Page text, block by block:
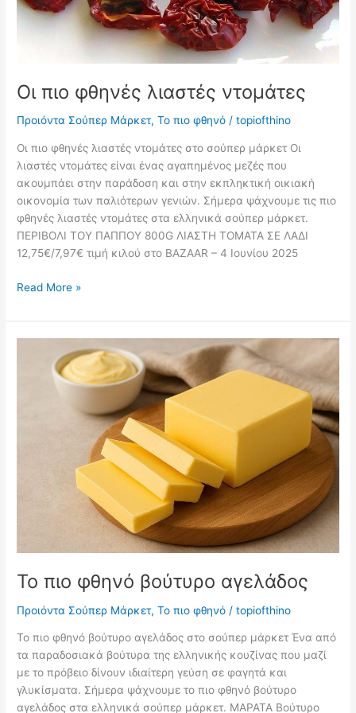
Οι πιο φθηνές λιαστές ντομάτες
Προιόντα Σούπερ Μάρκετ,Το πιο φθηνό /topiofthino
Οι πιο φθηνές λιαστές ντομάτες στο σούπερ μάρκετ Οι
λιαστές ντομάτες είναι ένας αγαπημένος μεζές που
ακουμπάει στην παράδοση και στην εκπληκτική οικιακή
οικονομία των παλιότερων γενιών. Σήμερα ψάχνουμε τις πιο
φθηνές λιαστές ντομάτες στα ελληνικά σούπερ μάρκετ.
ΠΕΡΙΒΟΛΙ ΤΟΥ ΠΑΠΠΟΥ 800G ΛΙΑΣΤΗ ΤΟΜΑΤΑ ΣΕ ΛΑΔΙ
12,75€/7,97€ τιμή κιλού στο BAZAAR – 4 Ιουνίου 2025
Οι
φθηνές
λιαστές
ντομάτες
Read More »
Το πιο φθηνό βούτυρο αγελάδος
Προιόντα Σούπερ Μάρκετ,Το πιο φθηνό /topiofthino
Το πιο φθηνό βούτυρο αγελάδος στο σούπερ μάρκετ Ένα από
τα παραδοσιακά βούτυρα της ελληνικής κουζίνας που μαζί
με το πρόβειο δίνουν ιδιαίτερη γεύση σε φαγητά και
γλυκίσματα. Σήμερα ψάχνουμε το πιο φθηνό βούτυρο
αγελάδος στα ελληνικά σούπερ μάρκετ. ΜΑΡΑΤΑ Βούτυρο